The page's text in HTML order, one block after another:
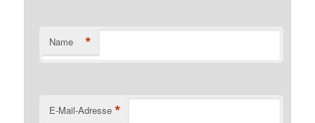
Name *
E-Mail-Adresse *